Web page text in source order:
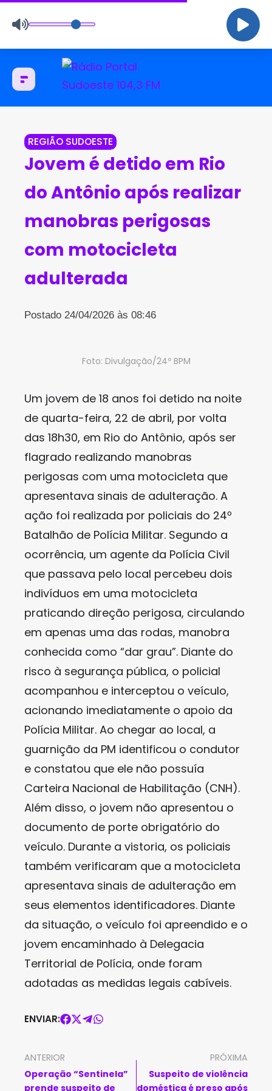
REGIÃO SUDOESTE
Jovem é detido em Rio
do Antônio após realizar
manobras perigosas
com motocicleta
adulterada
Postado 24/04/2026 às 08:46
Foto: Divulgação/24º BPM
Um jovem de 18 anos foi detido na noite
de quarta-feira, 22 de abril, por volta
das 18h30, em Rio do Antônio, após ser
flagrado realizando manobras
perigosas com uma motocicleta que
apresentava sinais de adulteração. A
ação foi realizada por policiais do 24º
Batalhão de Polícia Militar. Segundo a
ocorrência, um agente da Polícia Civil
que passava pelo local percebeu dois
indivíduos em uma motocicleta
praticando direção perigosa, circulando
em apenas uma das rodas, manobra
conhecida como “dar grau”. Diante do
risco à segurança pública, o policial
acompanhou e interceptou o veículo,
acionando imediatamente o apoio da
Polícia Militar. Ao chegar ao local, a
guarnição da PM identificou o condutor
e constatou que ele não possuía
Carteira Nacional de Habilitação (CNH).
Além disso, o jovem não apresentou o
documento de porte obrigatório do
veículo. Durante a vistoria, os policiais
também verificaram que a motocicleta
apresentava sinais de adulteração em
seus elementos identificadores. Diante
da situação, o veículo foi apreendido e o
jovem encaminhado à Delegacia
Territorial de Polícia, onde foram
adotadas as medidas legais cabíveis.
ENVIAR:
ANTERIOR
Operação “Sentinela”
prende suspeito de
PRÓXIMA
Suspeito de violência
doméstica é preso após